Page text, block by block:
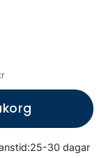
25-30 dagar